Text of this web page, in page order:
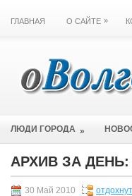
ГЛАВНАЯ О САЙТЕ »
ЛЮДИ ГОРОДА »
АРХИВ ЗА ДЕНЬ:
30 Май 2010